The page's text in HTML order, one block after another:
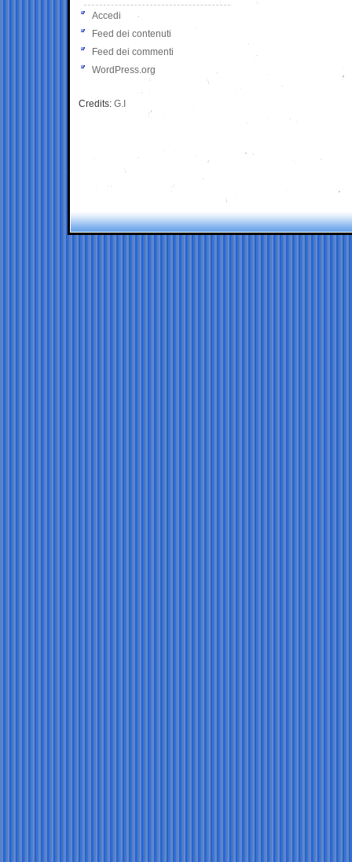
Accedi
Feed dei contenuti
Feed dei commenti
WordPress.org
Credits: G.I